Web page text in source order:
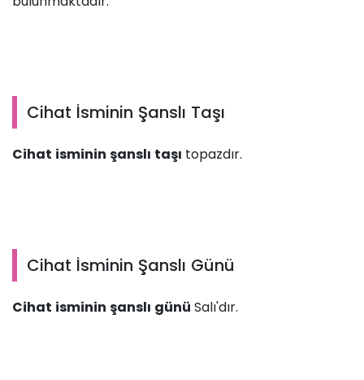
Cihat İsminin Şanslı Taşı
Cihat isminin şanslı taşı topazdır.
Cihat İsminin Şanslı Günü
Cihat isminin şanslı günü Salı'dır.